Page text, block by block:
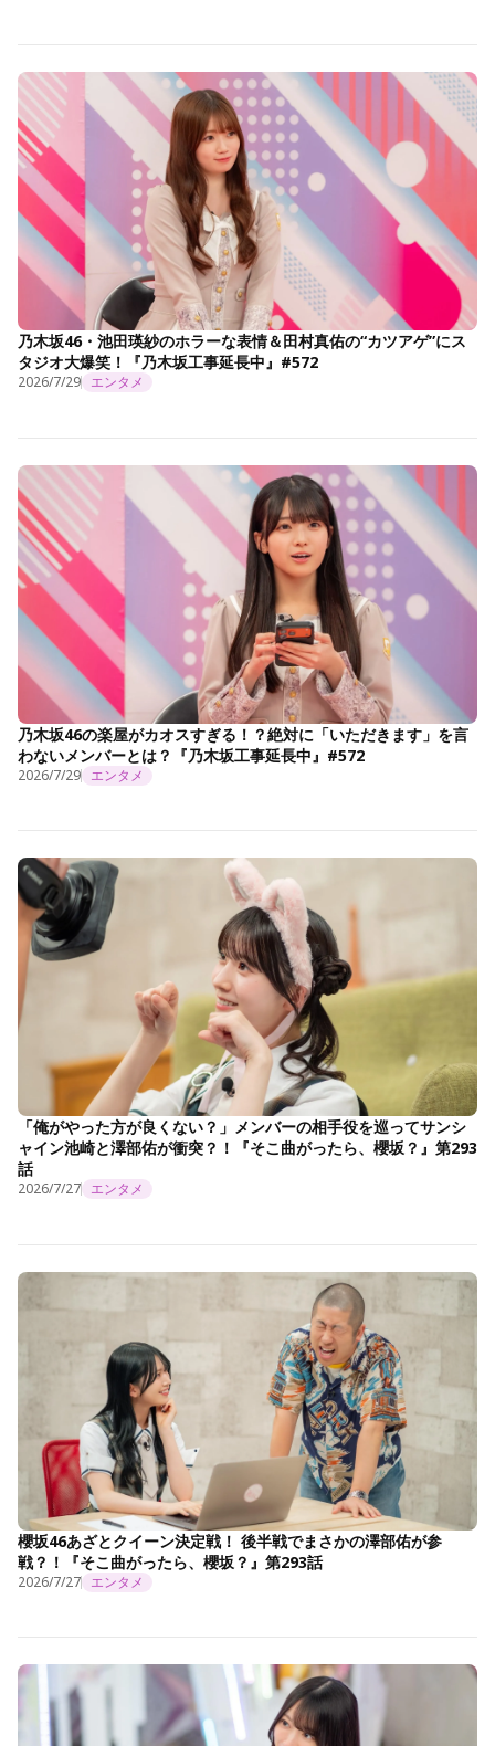
乃木坂46・池田瑛紗のホラーな表情＆田村真佑の“カツアゲ”にス
タジオ大爆笑！『乃木坂工事延長中』#572
2026/7/29 エンタメ
乃木坂46の楽屋がカオスすぎる！？絶対に「いただきます」を言
わないメンバーとは？『乃木坂工事延長中』#572
2026/7/29 エンタメ
「俺がやった方が良くない？」メンバーの相手役を巡ってサンシ
ャイン池崎と澤部佑が衝突？！『そこ曲がったら、櫻坂？』第293
話
2026/7/27 エンタメ
櫻坂46あざとクイーン決定戦！ 後半戦でまさかの澤部佑が参
戦？！『そこ曲がったら、櫻坂？』第293話
2026/7/27 エンタメ